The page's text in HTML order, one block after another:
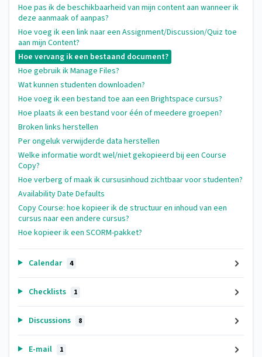
Hoe pas ik de beschikbaarheid van mijn content aan wanneer ik
deze aanmaak of aanpas?
Hoe voeg ik een link naar een Assignment/Discussion/Quiz toe
aan mijn Content?
Hoe vervang ik een bestaand document?
Hoe gebruik ik Manage Files?
Wat kunnen studenten downloaden?
Hoe voeg ik een bestand toe aan een Brightspace cursus?
Hoe plaats ik een bestand voor één of meedere groepen?
Broken links herstellen
Per ongeluk verwijderde data herstellen
Welke informatie wordt wel/niet gekopieerd bij een Course
Copy?
Hoe verberg of maak ik cursusinhoud zichtbaar voor studenten?
Availability Date Defaults
Copy Course: hoe kopieer ik de structuur en inhoud van een
cursus naar een andere cursus?
Hoe kopieer ik een SCORM-pakket?
Calendar 4
Checklists 1
Discussions 8
E-mail 1